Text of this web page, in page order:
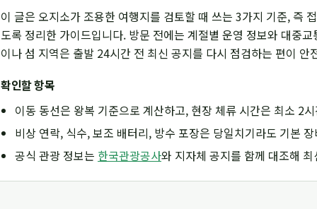
이 글은 오지소가 조용한 여행지를 검토할 때 쓰는 3가지 기준, 즉
도록 정리한 가이드입니다. 방문 전에는 계절별 운영 정보와 대중
이나 섬 지역은 출발 24시간 전 최신 공지를 다시 점검하는 편이 안
확인할 항목
이동 동선은 왕복 기준으로 계산하고, 현장 체류 시간은 최소 2
비상 연락, 식수, 보조 배터리, 방수 포장은 당일치기라도 기본
공식 관광 정보는 한국관광공사와 지자체 공지를 함께 대조해